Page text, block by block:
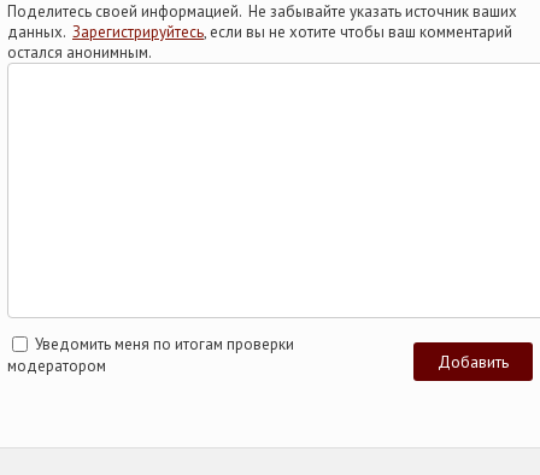
Поделитесь своей информацией. Не забывайте указать источник ваших
данных. Зарегистрируйтесь, если вы не хотите чтобы ваш комментарий
остался анонимным.
Уведомить меня по итогам проверки
модератором